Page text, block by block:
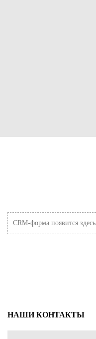
CRM-форма появится здесь
НАШИ КОНТАКТЫ